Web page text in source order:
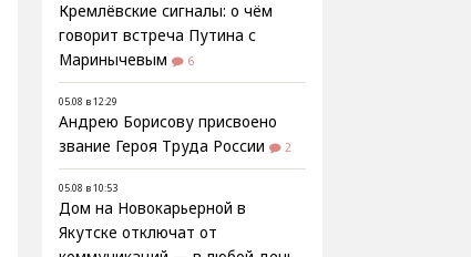
Кремлёвские сигналы: о чём
говорит встреча Путина с
Маринычевым
6
05.08 в 12:29
Андрею Борисову присвоено
звание Героя Труда России
2
05.08 в 10:53
Дом на Новокарьерной в
Якутске отключат от